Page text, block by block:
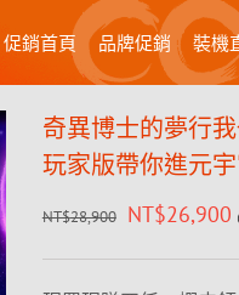
促銷首頁 品牌促銷 裝機
奇異博士的夢行我
玩家版帶你進元宇
NT$28,900 NT$26,900